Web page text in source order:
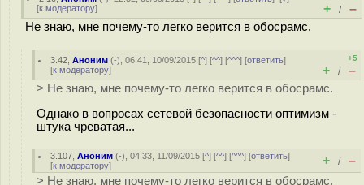
[к модератору] + / –
Не знаю, мне почему-то легко верится в обосрамс.
3.42 ,Аноним (-), 06:41, 10/09/2015 [^] [^^] [^^^] [ответить]
[к модератору]
+5
+ / –
> Не знаю, мне почему-то легко верится в обосрамс.
Однако в вопросах сетевой безопасности оптимизм -
штука чреватая...
3.107 ,Аноним (-), 04:33, 11/09/2015 [^] [^^] [^^^] [ответить]
[к модератору] + / –
> Не знаю, мне почему-то легко верится в обосрамс.